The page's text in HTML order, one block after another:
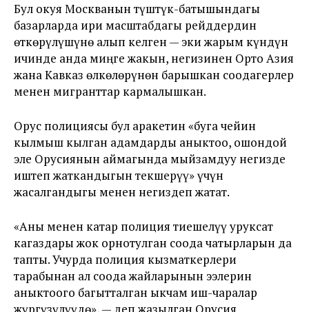
Бул окуя Москванын түштүк-батышындагы
базарларда ири масштабдагы рейддердин
өткөрүлүшүнө алып келген — эки жарым күндүн
ичинде анда миңге жакын, негизинен Орто Азия
жана Кавказ өлкөлөрүнөн барышкан соодагерлер
менен мигранттар кармалышкан.
Орус полициясы бул аракетин «буга чейин
кылмыш кылган адамдарды аныктоо, ошондой
эле Орусиянын аймагында мыйзамдуу негизде
иштеп жаткандыгын текшерүү» үчүн
жасалгандыгы менен негиздеп жатат.
«Аны менен катар полиция тиешелүү уруксат
кагаздары жок орнотулган соода чатырларын да
тапты. Учурда полиция кызматкерлери
тарабынан ал соода жайларынын ээлерин
аныктоого багытталган ыкчам иш-чаралар